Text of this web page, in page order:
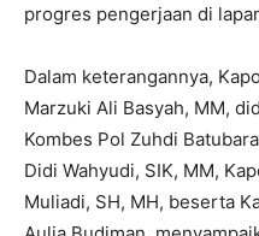
progres pengerjaan di
Dalam keterangannya,
Marzuki Ali Basyah, MM,
Kombes Pol Zuhdi
Didi Wahyudi, SIK, MM,
Muliadi, SH, MH, beserta